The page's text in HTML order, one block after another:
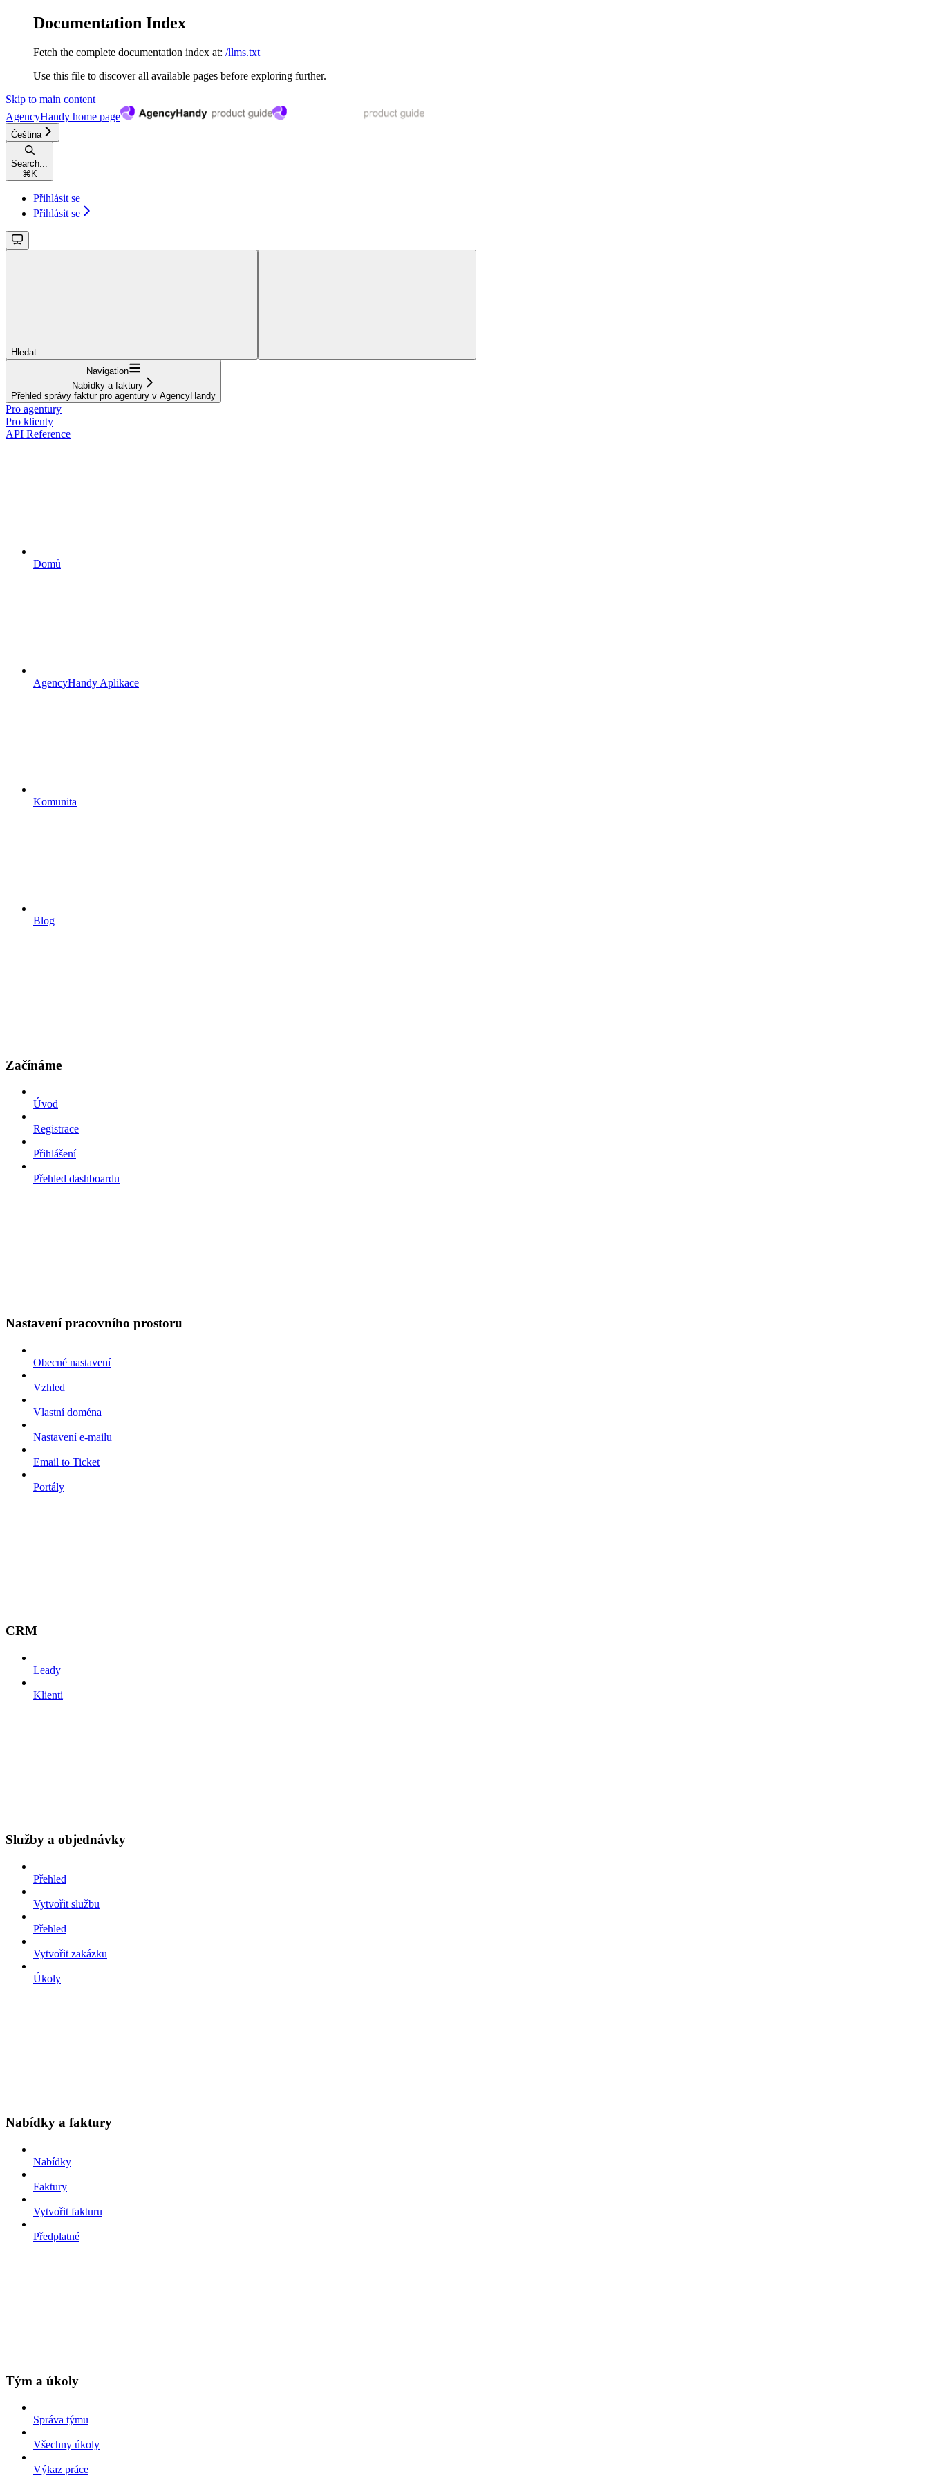
Documentation Index
Fetch the complete documentation index at: /llms.txt
Use this file to discover all available pages before exploring further.
Skip to main content
AgencyHandy home page
Čeština
Search...
⌘ K
Přihlásit se
Přihlásit se
Hledat...
Navigation
Nabídky a faktury
Přehled správy faktur pro agentury v AgencyHandy
Pro agentury
Pro klienty
API Reference
Domů
AgencyHandy Aplikace
Komunita
Blog
Začínáme
Úvod
Registrace
Přihlášení
Přehled dashboardu
Nastavení pracovního prostoru
Obecné nastavení
Vzhled
Vlastní doména
Nastavení e-mailu
Email to Ticket
Portály
CRM
Leady
Klienti
Služby a objednávky
Přehled
Vytvořit službu
Přehled
Vytvořit zakázku
Úkoly
Nabídky a faktury
Nabídky
Faktury
Vytvořit fakturu
Předplatné
Tým a úkoly
Správa týmu
Všechny úkoly
Výkaz práce